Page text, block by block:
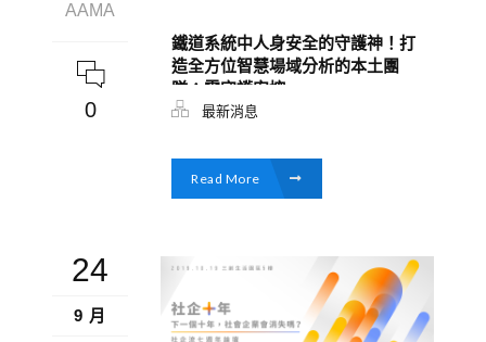
AAMA
0
鐵道系統中人身安全的守護神！打
造全方位智慧場域分析的本土團
隊：雲守護安控
最新消息
Read More
24
9 月